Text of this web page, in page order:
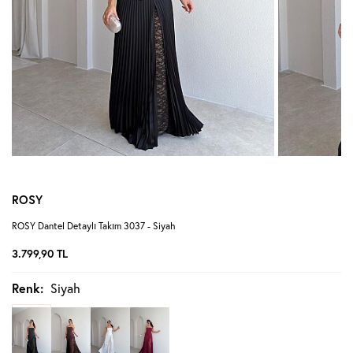
ROSY
ROSY Dantel Detaylı Takım 3037 - Siyah
3.799,90 TL
Renk: Siyah